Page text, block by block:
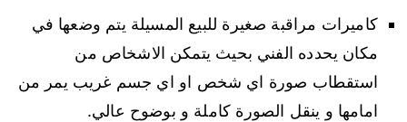
كاميرات مراقبة صغيرة للبيع المسيلة يتم وضعها في
مكان يحدده الفني بحيث يتمكن الاشخاص من
استقطاب صورة اي شخص او اي جسم غريب يمر من
امامها و ينقل الصورة كاملة و بوضوح عالي.